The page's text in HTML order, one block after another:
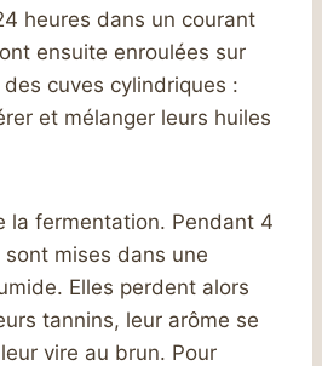
heures dans un courant
ensuite enroulées sur
cuves cylindriques :
et mélanger leurs huiles
la fermentation. Pendant 4
mises dans une
Elles perdent alors
tannins, leur arôme se
vire au brun. Pour